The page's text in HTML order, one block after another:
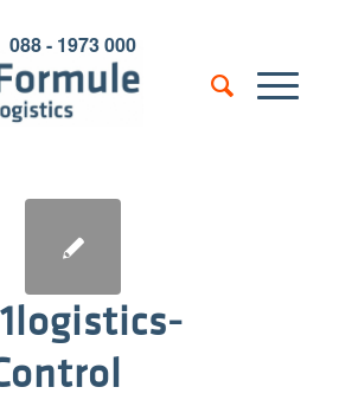
088 - 1973 000